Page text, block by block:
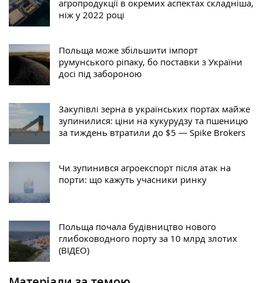
агропродукції в окремих аспектах складніша,
ніж у 2022 році
Польща може збільшити імпорт
румунського ріпаку, бо поставки з України
досі під забороною
Закупівлі зерна в українських портах майже
зупинилися: ціни на кукурудзу та пшеницю
за тиждень втратили до $5 — Spike Brokers
Чи зупинився агроекспорт після атак на
порти: що кажуть учасники ринку
Польща почала будівництво нового
глибоководного порту за 10 млрд злотих
(ВІДЕО)